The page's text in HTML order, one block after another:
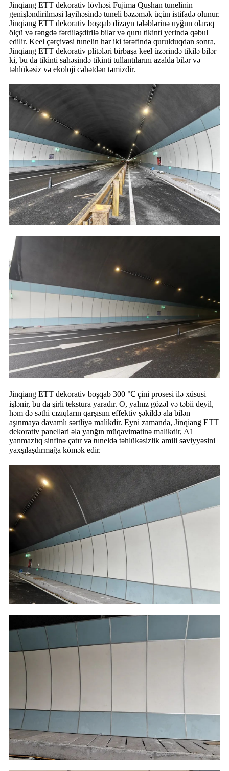
Jinqiang ETT dekorativ lövhəsi Fujima Qushan tunelinin
genişləndirilməsi layihəsində tuneli bəzəmək üçün istifadə olunur.
Jinqiang ETT dekorativ boşqab dizayn tələblərinə uyğun olaraq
ölçü və rəngdə fərdiləşdirilə bilər və quru tikinti yerində qəbul
edilir. Keel çərçivəsi tunelin hər iki tərəfində qurulduqdan sonra,
Jinqiang ETT dekorativ plitələri birbaşa keel üzərində tikilə bilər
ki, bu da tikinti sahəsində tikinti tullantılarını azalda bilər və
təhlükəsiz və ekoloji cəhətdən təmizdir.
Jinqiang ETT dekorativ boşqab 300 ℃ çini prosesi ilə xüsusi
işlənir, bu da şirli tekstura yaradır. O, yalnız gözəl və təbii deyil,
həm də səthi cızıqların qarşısını effektiv şəkildə ala bilən
aşınmaya davamlı sərtliyə malikdir. Eyni zamanda, Jinqiang ETT
dekorativ panelləri əla yanğın müqavimətinə malikdir, A1
yanmazlıq sinfinə çatır və tuneldə təhlükəsizlik amili səviyyəsini
yaxşılaşdırmağa kömək edir.